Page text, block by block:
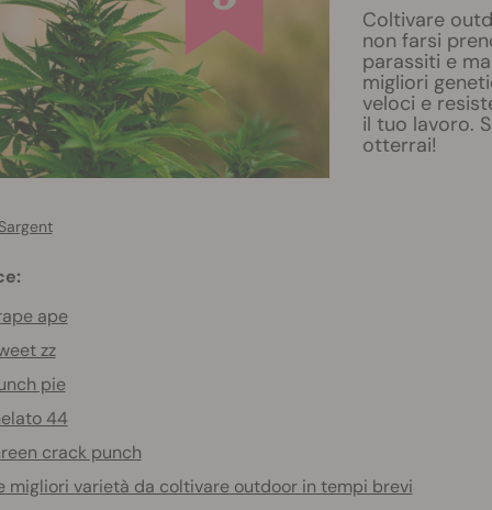
Coltivare
non farsi
parassiti e
migliori
veloci e
il tuo lavoro.
otterrai!
ape
zz
pie
44
crack punch
migliori varietà da coltivare outdoor in tempi brevi